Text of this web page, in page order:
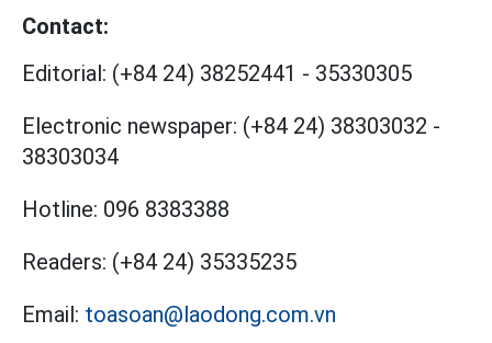
Contact:
Editorial: (+84 24) 38252441 - 35330305
Electronic newspaper: (+84 24) 38303032 -
38303034
Hotline: 096 8383388
Readers: (+84 24) 35335235
Email: toasoan@laodong.com.vn